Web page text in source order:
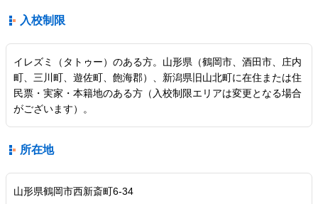
入校制限
イレズミ（タトゥー）のある方。山形県（鶴岡市、酒田市、庄内
町、三川町、遊佐町、飽海郡）、新潟県旧山北町に在住または住
民票・実家・本籍地のある方（入校制限エリアは変更となる場合
がございます）。
所在地
山形県鶴岡市西新斎町6-34